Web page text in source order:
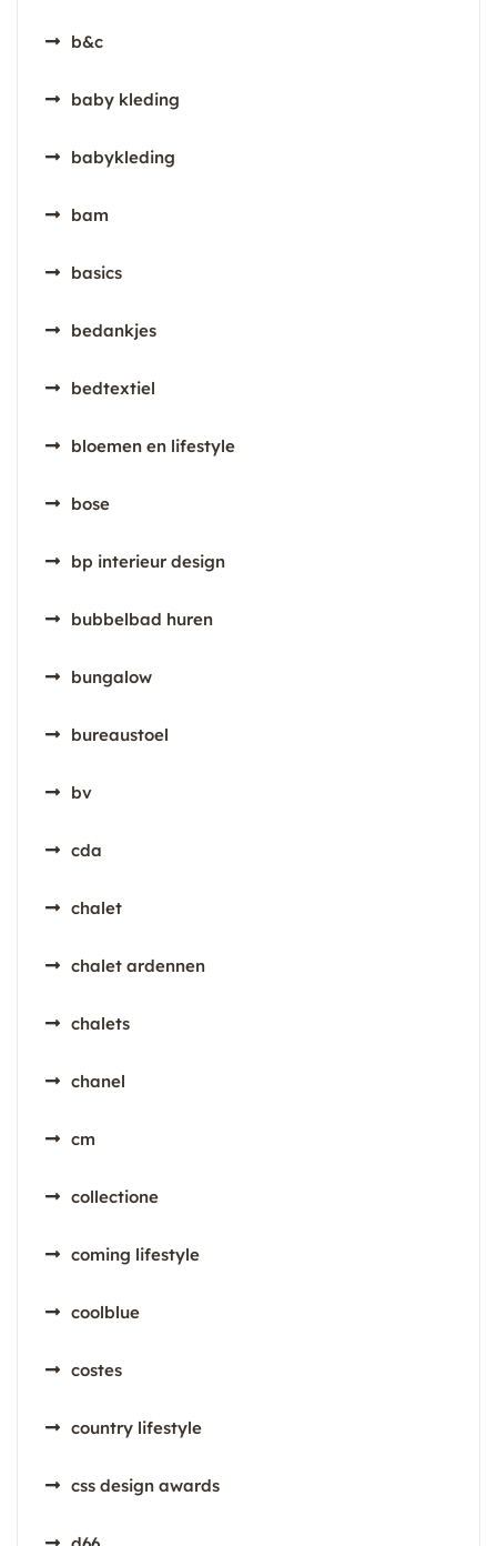
b&c
baby kleding
babykleding
bam
basics
bedankjes
bedtextiel
bloemen en lifestyle
bose
bp interieur design
bubbelbad huren
bungalow
bureaustoel
bv
cda
chalet
chalet ardennen
chalets
chanel
cm
collectione
coming lifestyle
coolblue
costes
country lifestyle
css design awards